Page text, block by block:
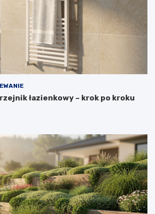
łazienkowy – krok po kroku